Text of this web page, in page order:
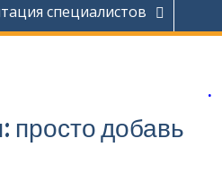
специалистов
просто добавь